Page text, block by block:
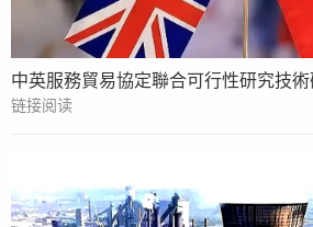
中英服務貿易協定聯合可行性研究技
链接阅读